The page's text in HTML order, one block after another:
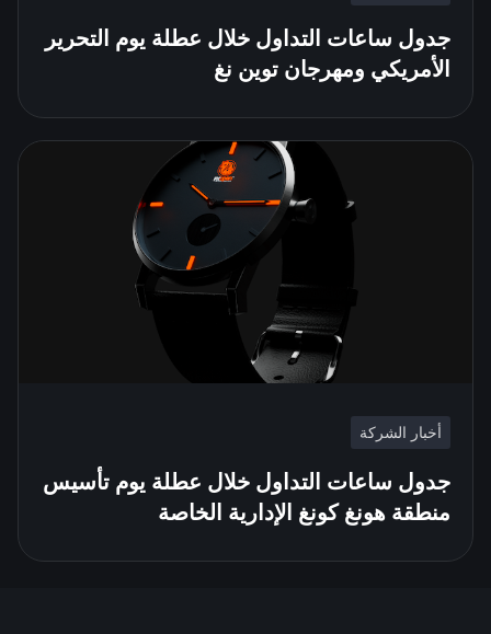
جدول ساعات التداول خلال عطلة يوم التحرير
الأمريكي ومهرجان توين نغ
أخبار الشركة
جدول ساعات التداول خلال عطلة يوم تأسيس
منطقة هونغ كونغ الإدارية الخاصة